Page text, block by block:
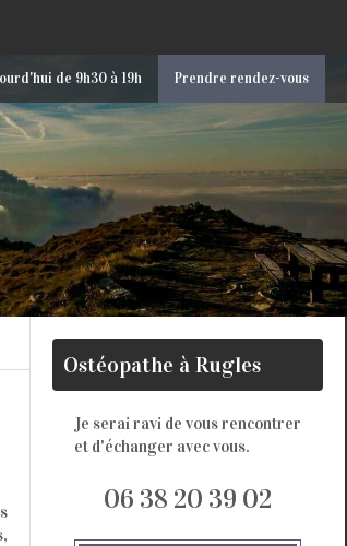
Prendre rendez-vous
de 9h30 à 19h
Ostéopathe à Rugles
Je serai ravi de vous rencontrer
et d'échanger avec vous.
06 38 20 39 02